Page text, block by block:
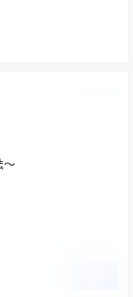
模式下默认新生代
～